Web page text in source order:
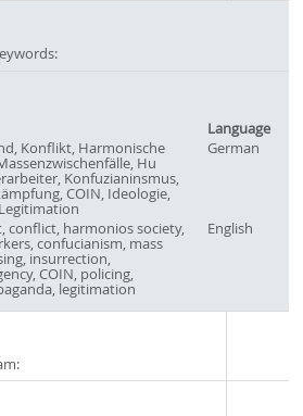
Language
Konflikt, Harmonische
Hu
Konfuzianinsmus,
COIN, Ideologie,
German
conflict, harmonios society,
confucianism, mass
insurrection,
COIN, policing,
legitimation
English